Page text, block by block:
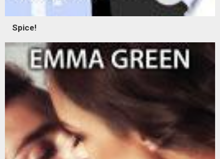
Spice!